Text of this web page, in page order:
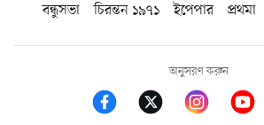
বন্ধুসভা
চিরন্তন ১৯৭১ ইপেপার প্রথমা
অনুসরণ করুন